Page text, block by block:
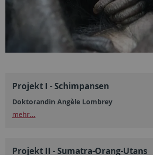
Projekt I - Schimpansen
Doktorandin Angèle Lombrey
mehr...
Projekt II - Sumatra-Orang-Utans